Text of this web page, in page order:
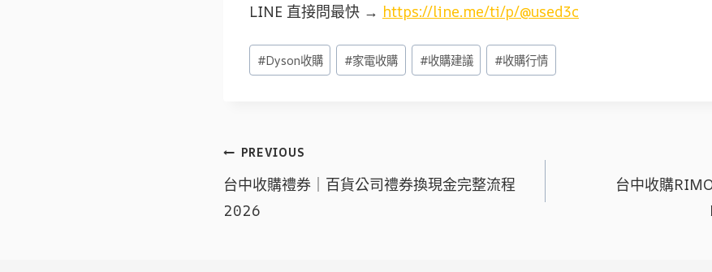
LINE 直接問最快 → https://line.me/ti/p/@used3c
Post
Tags:
#Dyson收購 #家電收購 #收購建議 #收購行情
文
章
導
PREVIOUS
台中收購禮券｜百貨公司禮券換現金完整流程
2026
台中收購